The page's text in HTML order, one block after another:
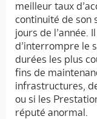
meilleur taux
continuité de son
jours de l’année.
d’interrompre le
durées les plus
fins de
infrastructures,
ou si les
réputé anormal.